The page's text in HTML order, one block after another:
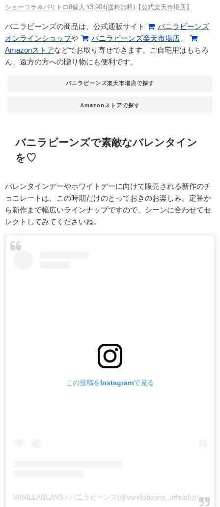
ショーコラ＆パリトロ8個入 ¥3,904(送料無料)【公式楽天市場店】
バニラビーンズの商品は、公式通販サイト
バニラビーンズ
オンラインショップや バニラビーンズ楽天市場店
Amazonストアなどでお取り寄せできます。ご自宅用はもちろ
ん、遠方の方への贈り物にも便利です。
バニラビーンズ楽天市場店で探す
Amazonストアで探す
バニラビーンズで素敵なバレンタイン
を♡
バレンタインデーやホワイトデーに向けて販売される新作のチ
ョコレートは、この時期だけのとっておきのお楽しみ。定番か
ら新作まで幅広いラインナップですので、シーンに合わせてセ
レクトしてみてくださいね。
この投稿をInstagramで見る
VANILLABEANS / バニラビーンズ(@vanillabeans_official)がシェアした投稿